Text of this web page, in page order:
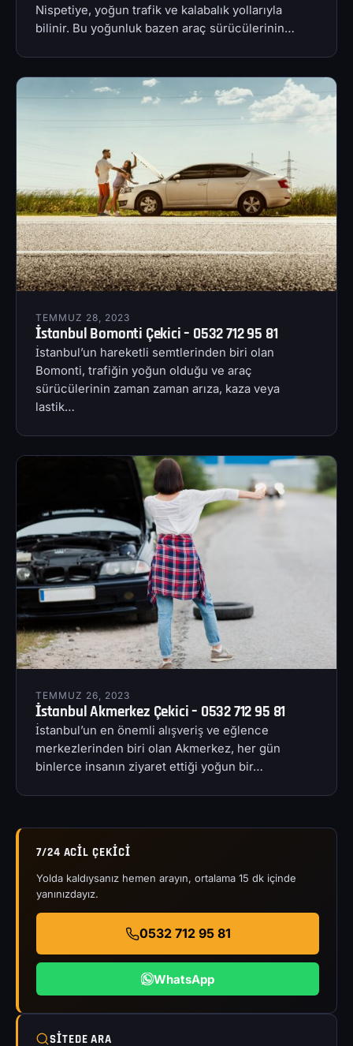
Nispetiye, yoğun trafik ve kalabalık yollarıyla
bilinir. Bu yoğunluk bazen araç sürücülerinin…
TEMMUZ 28, 2023
İstanbul Bomonti Çekici – 0532 712 95 81
İstanbul’un hareketli semtlerinden biri olan
Bomonti, trafiğin yoğun olduğu ve araç
sürücülerinin zaman zaman arıza, kaza veya
lastik…
TEMMUZ 26, 2023
İstanbul Akmerkez Çekici – 0532 712 95 81
İstanbul’un en önemli alışveriş ve eğlence
merkezlerinden biri olan Akmerkez, her gün
binlerce insanın ziyaret ettiği yoğun bir…
7/24 ACIL ÇEKICI
Yolda kaldıysanız hemen arayın, ortalama 15 dk içinde
yanınızdayız.
0532 712 95 81
WhatsApp
SITEDE ARA